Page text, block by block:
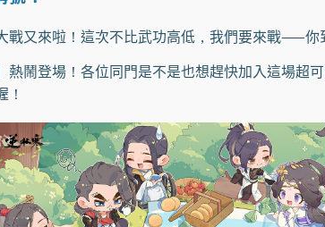
又來啦！這次不比武功高低，我們要來戰——你
登場！各位同門是不是也想趕快加入這場超